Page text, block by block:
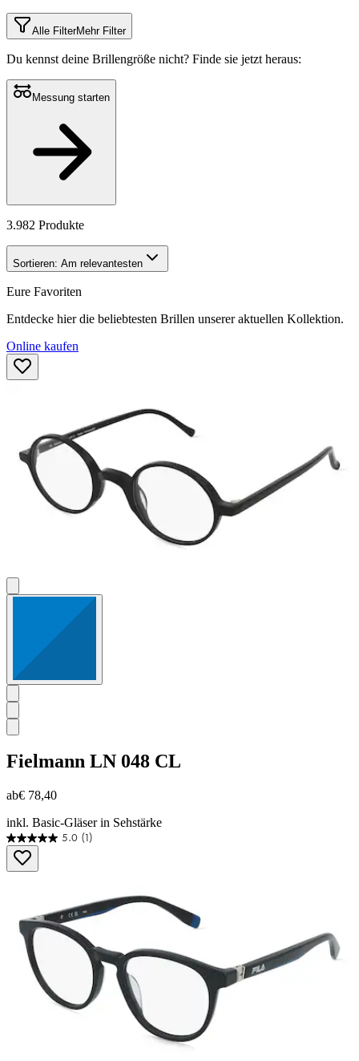
Alle FilterMehr Filter
Du kennst deine Brillengröße nicht? Finde sie jetzt heraus:
Messung starten
3.982 Produkte
Sortieren: Am relevantesten
Eure Favoriten
Entdecke hier die beliebtesten Brillen unserer aktuellen Kollektion.
Online kaufen
Fielmann LN 048 CL
ab€ 78,40
inkl. Basic-Gläser in Sehstärke
5.0 (1)
5.0
von
5
Bewertung